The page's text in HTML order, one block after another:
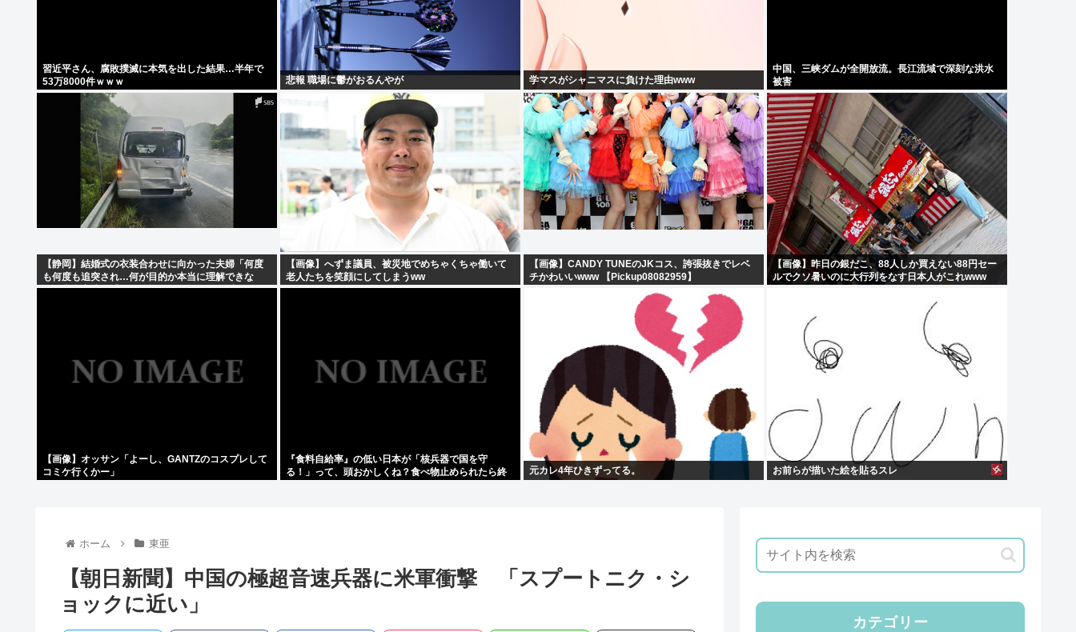
習近平さん、腐敗撲滅に本気を出した結果…半年で
53万8000件ｗｗｗ
悲報 職場に鬱がおるんやが 学マスがシャニマスに負けた理由www
中国、三峡ダムが全開放流。長江流域で深刻な洪水
被害
【静岡】結婚式の衣装合わせに向かった夫婦「何度
も何度も追突され…何が目的か本当に理解できな
い」東名高速で「死の恐怖」約1.7キロの追突！
【画像】へずま議員、被災地でめちゃくちゃ働いて
老人たちを笑顔にしてしまうww
【画像】CANDY TUNEのJKコス、誇張抜きでレベ
チかわいいwww 【Pickup08082959】
【画像】昨日の銀だこ、88人しか買えない88円セー
ルでクソ暑いのに大行列をなす日本人がこれwww
【画像】オッサン「よーし、GANTZのコスプレして
コミケ行くかー」
『食料自給率』の低い日本が「核兵器で国を守
る！」って、頭おかしくね？食べ物止められたら終
元カレ4年ひきずってる。 お前らが描いた絵を貼るスレ
ホーム 東亜
【朝日新聞】中国の極超音速兵器に米軍衝撃 「スプートニク・シ
ョックに近い」
カテゴリー